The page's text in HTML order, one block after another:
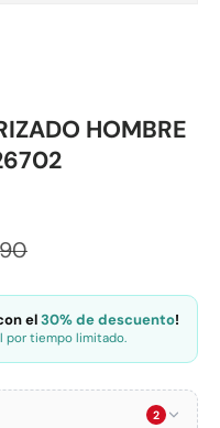
HOMBRE
el30% de descuento!
por tiempo limitado.
2